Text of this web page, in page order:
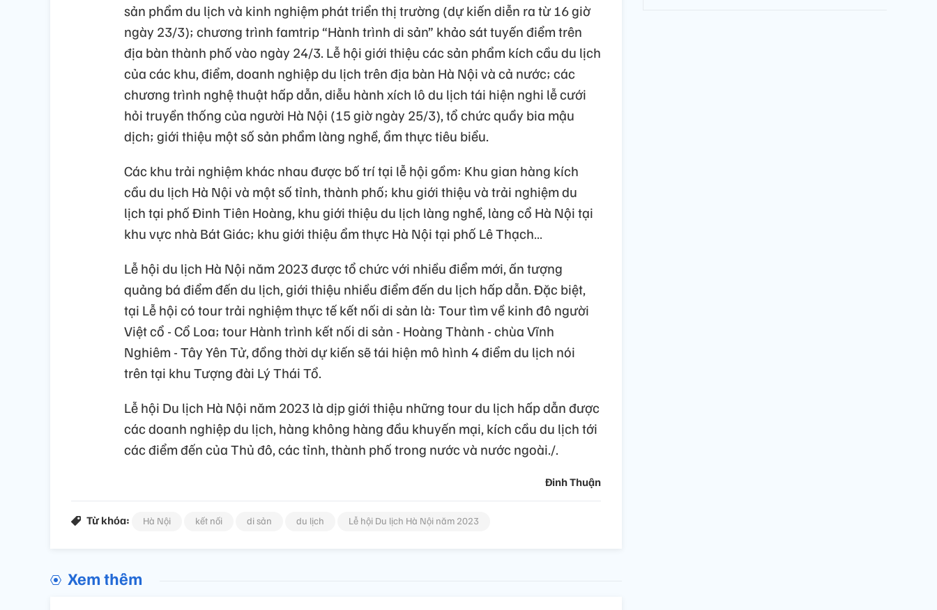
sản phẩm du lịch và kinh nghiệm phát triển thị trường (dự kiến diễn ra từ 16 giờ
ngày 23/3); chương trình famtrip “Hành trình di sản” khảo sát tuyến điểm trên
địa bàn thành phố vào ngày 24/3. Lễ hội giới thiệu các sản phẩm kích cầu du lịch
của các khu, điểm, doanh nghiệp du lịch trên địa bàn Hà Nội và cả nước; các
chương trình nghệ thuật hấp dẫn, diễu hành xích lô du lịch tái hiện nghi lễ cưới
hỏi truyền thống của người Hà Nội (15 giờ ngày 25/3), tổ chức quầy bia mậu
dịch; giới thiệu một số sản phẩm làng nghề, ẩm thực tiêu biểu.
Các khu trải nghiệm khác nhau được bố trí tại lễ hội gồm: Khu gian hàng kích
cầu du lịch Hà Nội và một số tỉnh, thành phố; khu giới thiệu và trải nghiệm du
lịch tại phố Đinh Tiên Hoàng, khu giới thiệu du lịch làng nghề, làng cổ Hà Nội tại
khu vực nhà Bát Giác; khu giới thiệu ẩm thực Hà Nội tại phố Lê Thạch…
Lễ hội du lịch Hà Nội năm 2023 được tổ chức với nhiều điểm mới, ấn tượng
quảng bá điểm đến du lịch, giới thiệu nhiều điểm đến du lịch hấp dẫn. Đặc biệt,
tại Lễ hội có tour trải nghiệm thực tế kết nối di sản là: Tour tìm về kinh đô người
Việt cổ - Cổ Loa; tour Hành trình kết nối di sản - Hoàng Thành - chùa Vĩnh
Nghiêm - Tây Yên Tử, đồng thời dự kiến sẽ tái hiện mô hình 4 điểm du lịch nói
trên tại khu Tượng đài Lý Thái Tổ.
Lễ hội Du lịch Hà Nội năm 2023 là dịp giới thiệu những tour du lịch hấp dẫn được
các doanh nghiệp du lịch, hàng không hàng đầu khuyến mại, kích cầu du lịch tới
các điểm đến của Thủ đô, các tỉnh, thành phố trong nước và nước ngoài./.
Đinh Thuận
Từ khóa: Hà Nội kết nối di sản du lịch Lễ hội Du lịch Hà Nội năm 2023
Xem thêm